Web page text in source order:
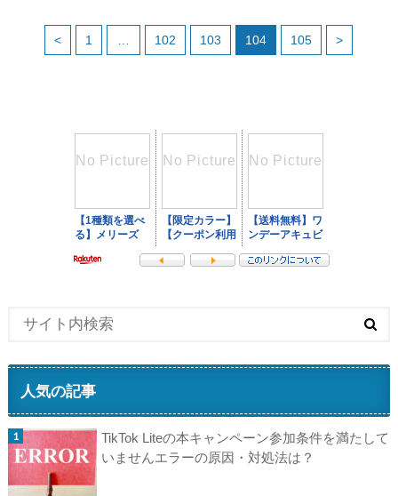
< 1 102 103 104 105 >
人気の記事
TikTok Liteの本キャンペーン参加条件を満たして
いませんエラーの原因・対処法は？